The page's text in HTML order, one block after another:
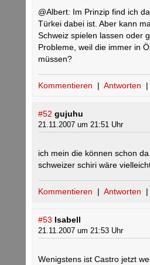
@Albert: Im Prinzip find ich
Türkei dabei ist. Aber kann
Schweiz spielen lassen oder
Probleme, weil die immer in
müssen?
Kommentieren | Antworten |
#52 gujuhu
21.11.2007 um 21:51 Uhr
ich mein die können schon
schweizer schiri wäre
Kommentieren | Antworten |
#53 Isabell
21.11.2007 um 21:53 Uhr
Wenigstens ist Castro jetzt